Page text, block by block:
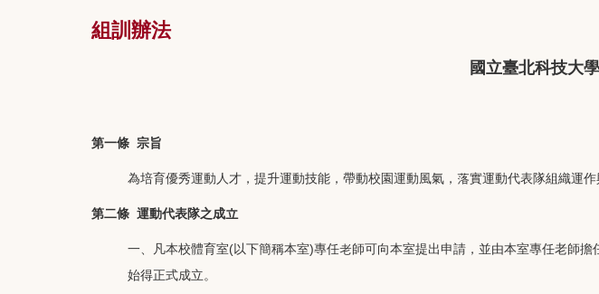
組訓辦法
國立臺北科技大
第一條 宗旨
為培育優秀運動人才，提升運動技能，帶動校園運動風氣，落實運動代表隊組織運
第二條 運動代表隊之成立
一、凡本校體育室(以下簡稱本室)專任老師可向本室提出申請，並由本室專任老師
始得正式成立。